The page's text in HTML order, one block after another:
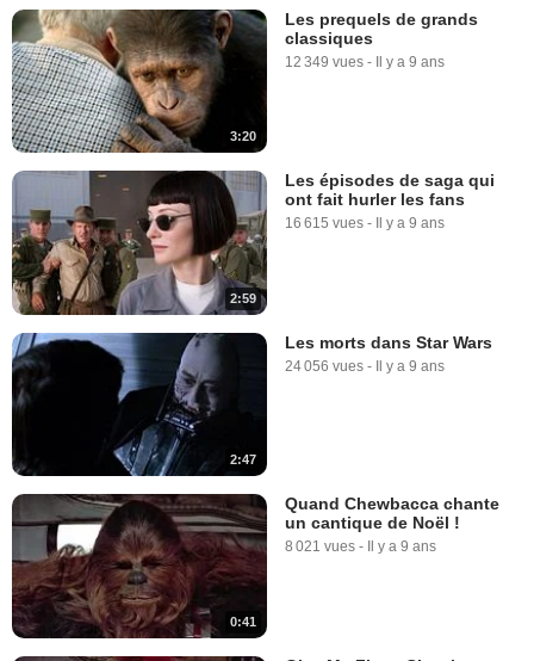
3:20
Les prequels de grands
classiques
12 349 vues - Il y a 9 ans
2:59
Les épisodes de saga qui
ont fait hurler les fans
16 615 vues - Il y a 9 ans
2:47
Les morts dans Star Wars
24 056 vues - Il y a 9 ans
0:41
Quand Chewbacca chante
un cantique de Noël !
8 021 vues - Il y a 9 ans